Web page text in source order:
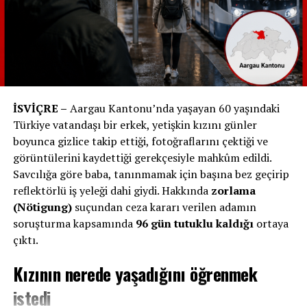
„Çalışanlar Tamamen Şaşkın“
Marc Schneider (63):
„ABD’deyiz ve otellerin ödenip
ödenmediğine dair yanıt bekliyoruz. Durumu rahat
karşılamaya çalışıyoruz. FTI’nin İsviçre hattı artık
hizmet vermiyor. Münih’teki FTI’ya ulaşmayı başardık
ama çalışanlar duruma tamamen şaşkın. Şimdi yanıt
bekliyoruz ve her şeye hazırlıklıyız.“
Gabriela Schmocker (56):„Djerba’dayız ve
dün FTI’nin iflas ettiğini öğrendik. İsviçre’deki
seyahat acentemizden bilgi bekliyoruz. Normal
şekilde geri dönebileceğimi düşünüyorum,
ancak bir Alman çiftin uçuşu değiştirilmiş ve
„Henüz Bilgi Alamadık“
İSVİÇRE – Aargau Kantonu’nda yaşayan 60 yaşındaki
Türkiye vatandaşı bir erkek, yetişkin kızını günler
boyunca gizlice takip ettiği, fotoğraflarını çektiği ve
görüntülerini kaydettiği gerekçesiyle mahkûm edildi.
Savcılığa göre baba, tanınmamak için başına bez geçirip
reflektörlü iş yeleği dahi giydi. Hakkında zorlama
(Nötigung)suçundan ceza kararı verilen adamın
soruşturma kapsamında 96 gün tutuklu kaldığıortaya
çıktı.
Kızının nerede yaşadığını öğrenmek
istedi